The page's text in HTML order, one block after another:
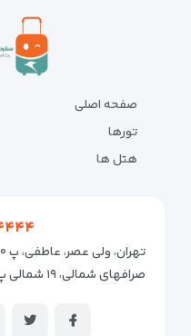
صفحه اصلی
تورها
هتل ها
صرافهای شمالی، ۱۹ شمالی پ ۲۱